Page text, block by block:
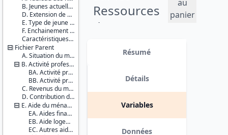
Ressources
des Jeunes
au
panier
données fiscales portant sur les
revenus des parents suite à un
appariement ; - imputation de loyers
Logement Insee ; - et ajout de
personnes, aides sociales, revenus
B. Jeunes actuellement à l’étranger (stages, etc.)
D. Extension de champ
E. Type de jeune adulte
F. Enchainement des questionnaires
Caractéristiques d'enquête
Fichier Parent
A. Situation du ménage du parent
B. Activité professionnelle du parent et de son conjoint
BA. Activité professionnelle du parent
BB. Activité professionnelle du conjoint du parent
C. Revenus du ménage du parent
D. Contribution du jeune au ménage du parent
E. Aide du ménage du parent au jeune
EA. Aides financières régulières
EB. Aide logement
EC. Autres aides
Identifiants :
lil-1120
doi:10.13144/lil-
1120
Thème :
Conditions
de vie et
société
Couverture
géographique :
Résumé
Détails
Variables
Données